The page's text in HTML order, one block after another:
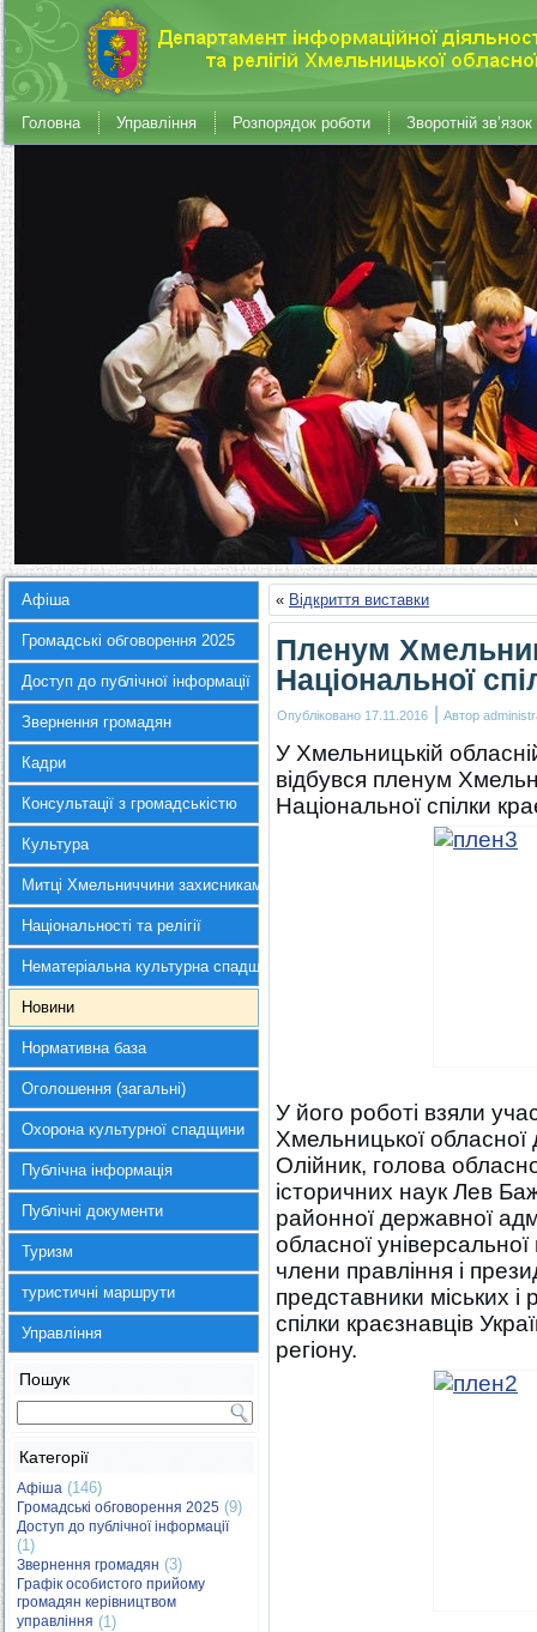
Головна Управління Розпорядок роботи Зворотній зв’язок
Афіша
Громадські обговорення 2025
Доступ до публічної інформації
Звернення громадян
Кадри
Консультації з громадськістю
Культура
Митці Хмельниччини захисникам України
Національності та релігії
Нематеріальна культурна спадщина
Новини
Нормативна база
Оголошення (загальні)
Охорона культурної спадщини
Публічна інформація
Публічні документи
Туризм
туристичні маршрути
Управління
Пошук
Категорії
Афіша (146)
Громадські обговорення 2025 (9)
Доступ до публічної інформації
(1)
Звернення громадян (3)
Графік особистого прийому
громадян керівництвом
управління (1)
« Відкриття виставки
Пленум
Національної
Опубліковано 17.11.2016 | Автор
У Хмельницькій
відбувся пленум
Національної спілки
У його роботі взяли
Хмельницької обласної
Олійник, голова
історичних наук Лев
районної державної
обласної
члени правління і
представники міських
спілки краєзнавців
регіону.